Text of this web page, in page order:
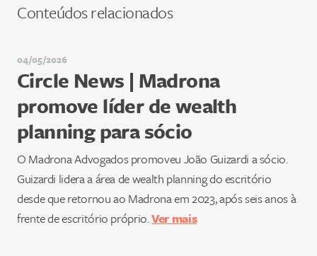
Conteúdos relacionados
04/05/2026
Circle News | Madrona
promove líder de wealth
planning para sócio
O Madrona Advogados promoveu João Guizardi a sócio.
Guizardi lidera a área de wealth planning do escritório
desde que retornou ao Madrona em 2023, após seis anos à
frente de escritório próprio.Ver mais